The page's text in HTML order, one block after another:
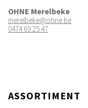
OHNE Merelbeke
merelbeke@ohne.be
0474 69 25 47
ASSORTIMENT